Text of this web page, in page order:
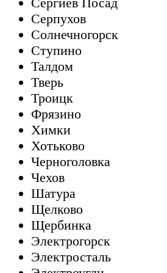
Серпухов
Солнечногорск
Ступино
Талдом
Тверь
Троицк
Фрязино
Химки
Хотьково
Черноголовка
Чехов
Шатура
Щелково
Щербинка
Электрогорск
Электросталь